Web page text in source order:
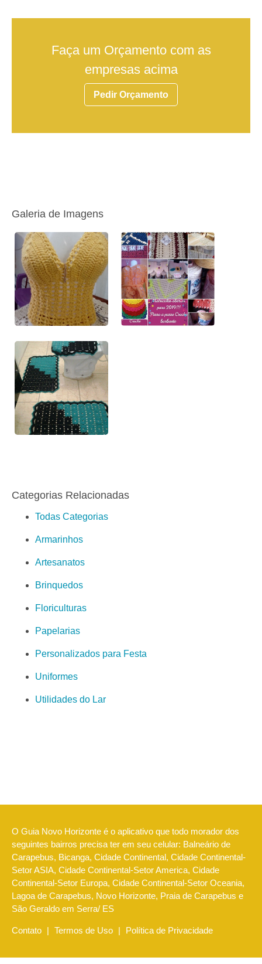
Faça um Orçamento com as
empresas acima
Pedir Orçamento
Galeria de Imagens
Categorias Relacionadas
Todas Categorias
Armarinhos
Artesanatos
Brinquedos
Floriculturas
Papelarias
Personalizados para Festa
Uniformes
Utilidades do Lar
O Guia Novo Horizonte é o aplicativo que todo morador dos
seguintes bairros precisa ter em seu celular: Balneário de
Carapebus, Bicanga, Cidade Continental, Cidade Continental-
Setor ASIA, Cidade Continental-Setor America, Cidade
Continental-Setor Europa, Cidade Continental-Setor Oceania,
Lagoa de Carapebus, Novo Horizonte, Praia de Carapebus e
São Geraldo em Serra/ ES
Contato | Termos de Uso | Política de Privacidade